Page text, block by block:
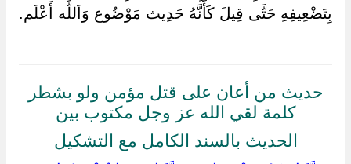
بِتَضْعِيفِهِ حَتَّى قِيلَ كَأَنَّهُ حَدِيث مَوْضُوع وَاَللَّه أَعْلَم.
حديث من أعان على قتل مؤمن ولو بشطر
كلمة لقي الله عز وجل مكتوب بين
الحديث بالسند الكامل مع التشكيل